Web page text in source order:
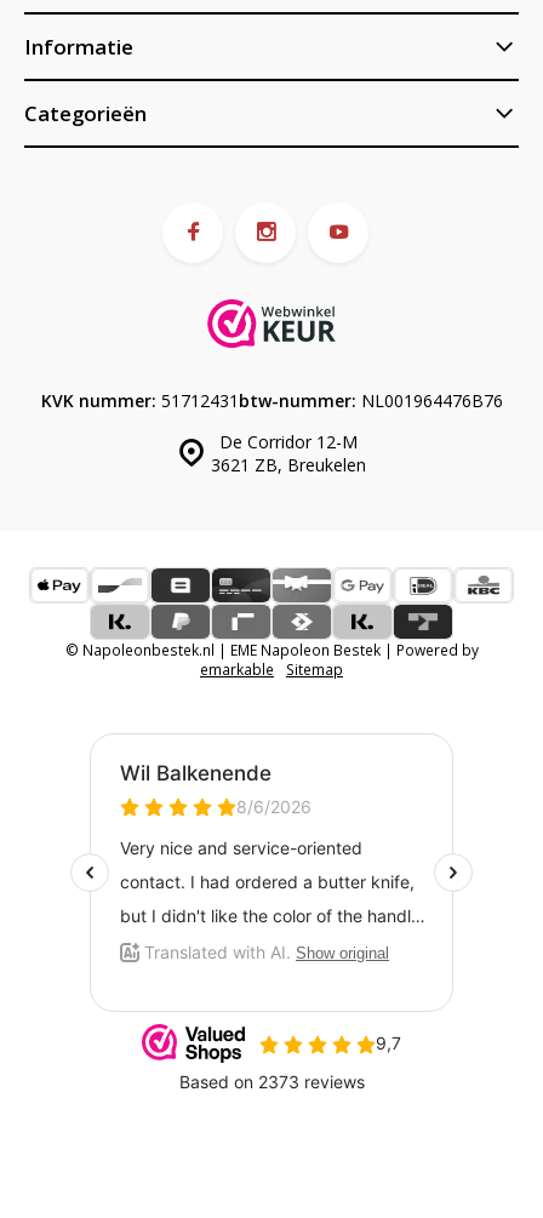
Informatie
Categorieën
De Corridor 12-M
3621 ZB, Breukelen
KVK nummer: 51712431 btw-nummer: NL001964476B76
© Napoleonbestek.nl | EME Napoleon Bestek | Powered by
emarkable
Sitemap